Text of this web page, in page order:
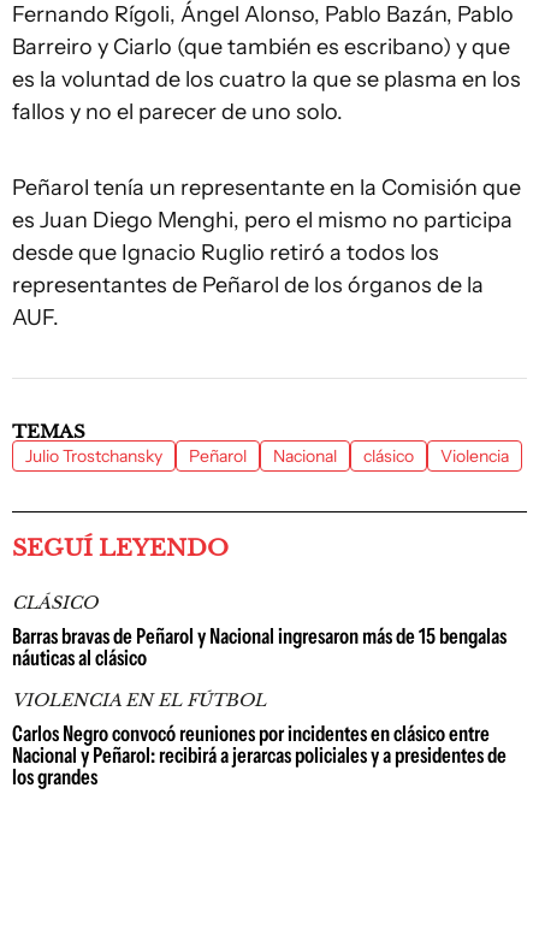
Fernando Rígoli, Ángel Alonso, Pablo Bazán, Pablo
Barreiro y Ciarlo (que también es escribano) y que
es la voluntad de los cuatro la que se plasma en los
fallos y no el parecer de uno solo.
Peñarol tenía un representante en la Comisión que
es Juan Diego Menghi, pero el mismo no participa
desde que Ignacio Ruglio retiró a todos los
representantes de Peñarol de los órganos de la
AUF.
TEMAS
Julio Trostchansky Peñarol Nacional clásico Violencia
SEGUÍ LEYENDO
CLÁSICO
Barras bravas de Peñarol y Nacional ingresaron más de 15 bengalas
náuticas al clásico
VIOLENCIA EN EL FÚTBOL
Carlos Negro convocó reuniones por incidentes en clásico entre
Nacional y Peñarol: recibirá a jerarcas policiales y a presidentes de
los grandes